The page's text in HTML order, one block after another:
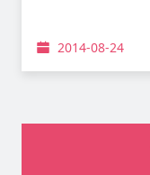
2014-08-24